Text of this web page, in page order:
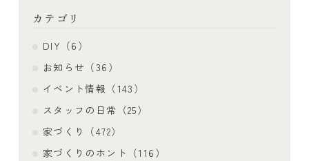
カテゴリ
DIY（6）
お知らせ（36）
イベント情報（143）
スタッフの日常（25）
家づくり（472）
家づくりのホント（116）